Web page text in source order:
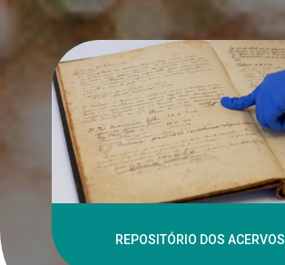
REPOSITÓRIO DOS ACERVOS